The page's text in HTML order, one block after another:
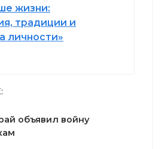
жизни:
традиции и
личности»
объявил войну